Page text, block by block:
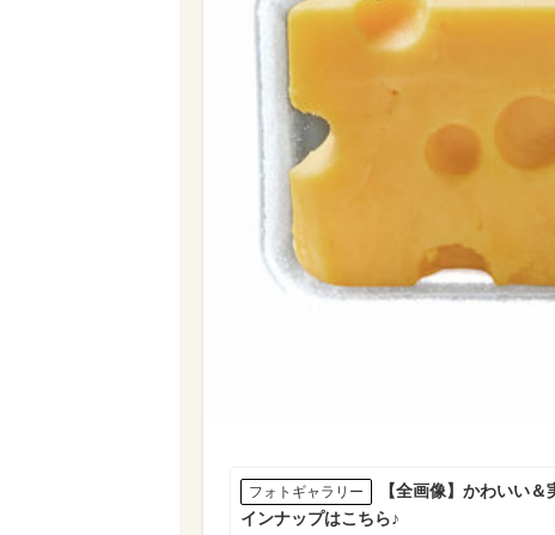
フォトギャラリー
【全画像】かわいい
インナップはこちら♪